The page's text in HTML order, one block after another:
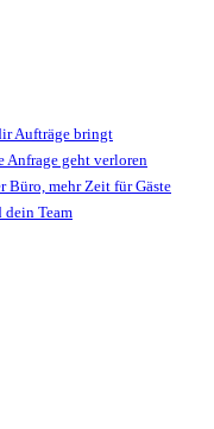
Aufträge bringt
Anfrage geht verloren
Büro, mehr Zeit für Gäste
dein Team